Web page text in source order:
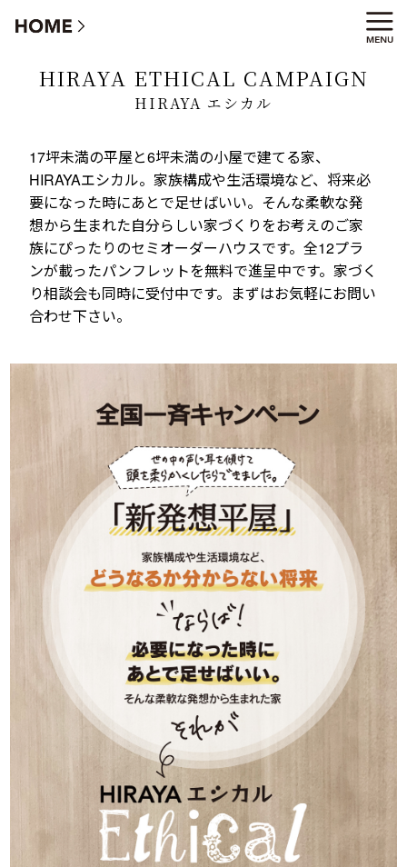
HIRAYA エシカル キャンペーン
HIRAYA ETHICAL CAMPAIGN
HIRAYA エシカル
17坪未満の平屋と6坪未満の小屋で建てる家、
HIRAYAエシカル。家族構成や生活環境など、将来必
要になった時にあとで足せばいい。そんな柔軟な発
想から生まれた自分らしい家づくりをお考えのご家
族にぴったりのセミオーダーハウスです。全12プラ
ンが載ったパンフレットを無料で進呈中です。家づく
り相談会も同時に受付中です。まずはお気軽にお問い
合わせ下さい。